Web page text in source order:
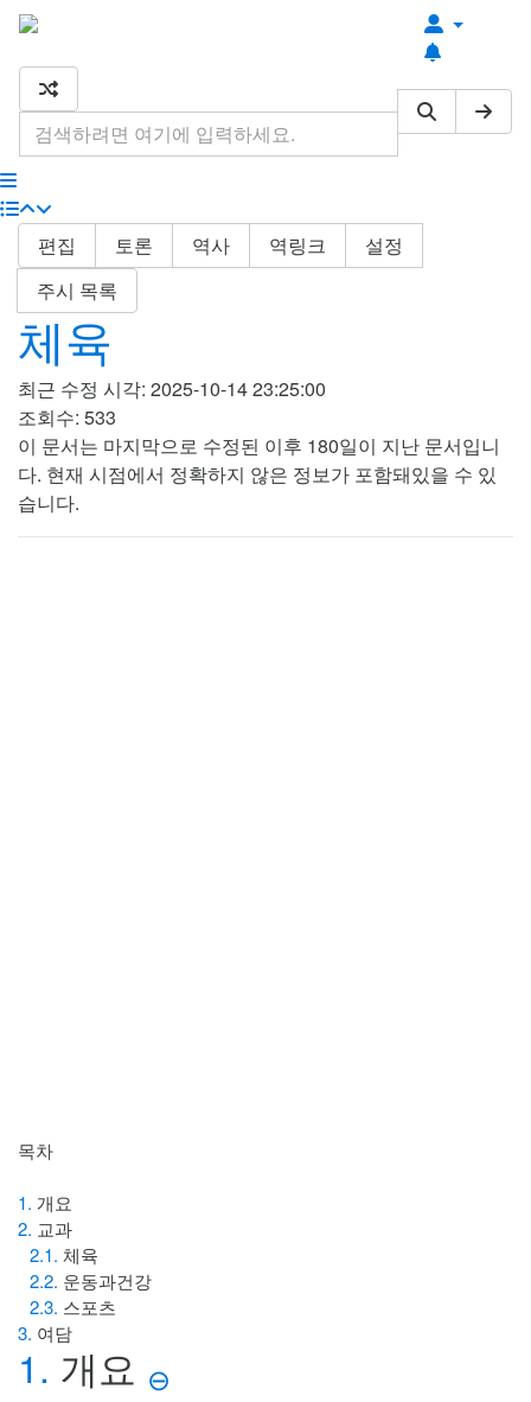
편집 토론 역사 역링크
설정
주시 목록
체육
최근 수정 시각: 2025-10-14 23:25:00
조회수: 533
이 문서는 마지막으로 수정된 이후 180일이 지난 문서입니
다. 현재 시점에서 정확하지 않은 정보가 포함돼있을 수 있
습니다.
목차
1. 개요
2. 교과
2.1. 체육
2.2. 운동과건강
2.3. 스포츠
3. 여담
1. 개요 ⊖